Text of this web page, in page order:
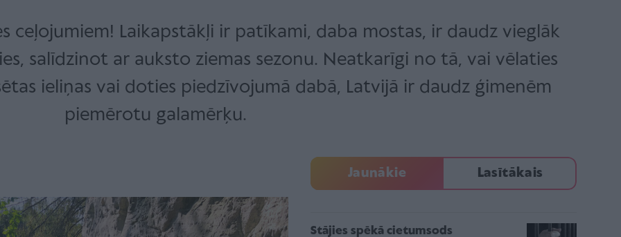
ceļojumiem! Laikapstākļi ir patīkami, daba mostas, ir daudz vieglāk
salīdzinot ar auksto ziemas sezonu. Neatkarīgi no tā, vai vēlaties
ieliņas vai doties piedzīvojumā dabā, Latvijā ir daudz ģimenēm
piemērotu galamērķu.
Jaunākie Lasītākais
Stājies spēkā cietumsods